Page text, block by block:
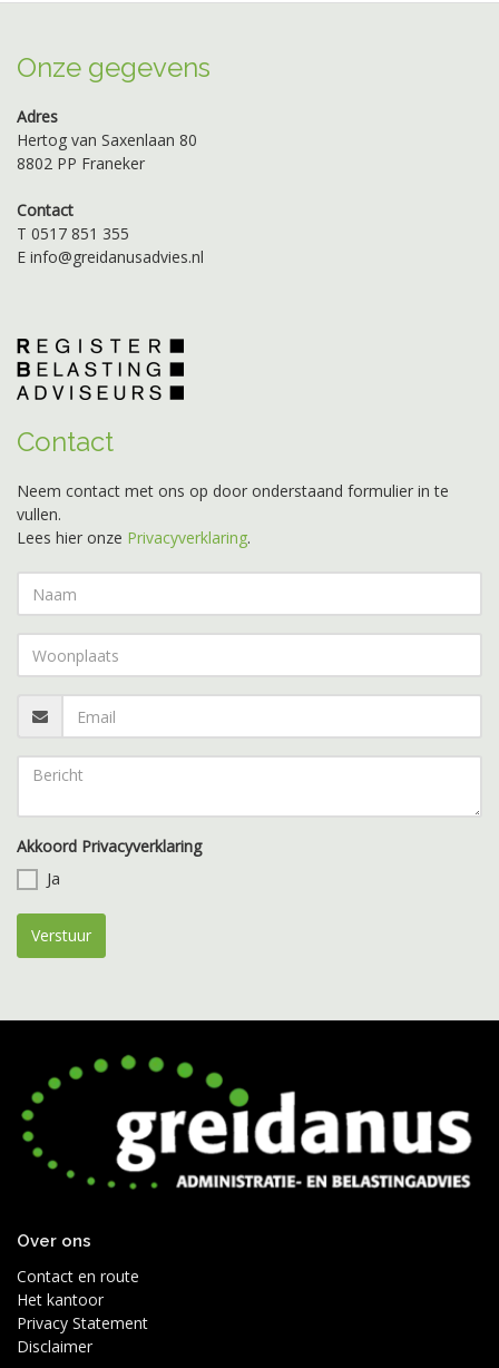
Onze gegevens
Adres
Hertog van Saxenlaan 80
8802 PP Franeker
Contact
T 0517 851 355
E info@greidanusadvies.nl
Contact
Neem contact met ons op door onderstaand formulier in te
vullen.
Lees hier onze Privacyverklaring.
Akkoord Privacyverklaring
Ja
Verstuur
Over ons
Contact en route
Het kantoor
Privacy Statement
Disclaimer